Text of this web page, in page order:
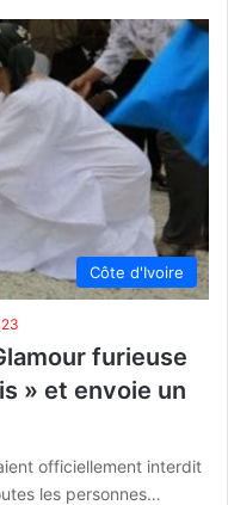
Côte d'Ivoire
furieuse
» et envoie un
officiellement interdit
les personnes…